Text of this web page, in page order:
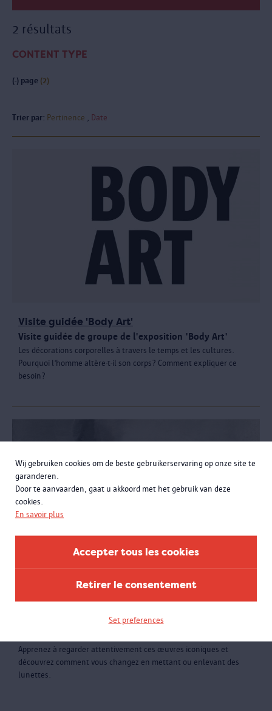
Wij gebruiken cookies om de beste gebruikerservaring op onze site te
garanderen.
Door te aanvaarden, gaat u akkoord met het gebruik van deze
cookies.
En savoir plus
Accepter tous les cookies
Retirer le consentement
Set preferences
2 résultats
CONTENT TYPE
(-) page (2)
Trier par: Pertinence Date
Visite guidée 'Body Art'
Visite guidée de groupe de l'exposition 'Body Art'
Les décorations corporelles à travers le temps et les cultures.
Pourquoi l’homme altère-t-il son corps? Comment expliquer ce
besoin?
Visite guidée 'Luc Tuymans. Glasses' pour
Découvrez les portraits de Luc Tuymans en compagnie
Apprenez à regarder attentivement ces œuvres iconiques et
découvrez comment vous changez en mettant ou enlevant des
lunettes.